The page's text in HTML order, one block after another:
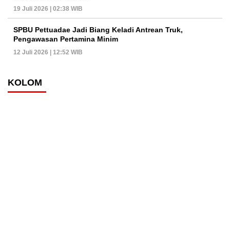
19 Juli 2026 | 02:38 WIB
SPBU Pettuadae Jadi Biang Keladi Antrean Truk,
Pengawasan Pertamina Minim
12 Juli 2026 | 12:52 WIB
KOLOM